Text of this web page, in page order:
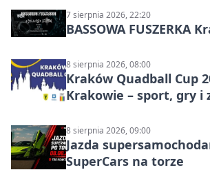
7 sierpnia 2026, 22:20
BASSOWA FUSZERKA
8 sierpnia 2026, 08:00
Kraków Quadball Cup
Krakowie – sport, gry i
8 sierpnia 2026, 09:00
Jazda
SuperCars na torze